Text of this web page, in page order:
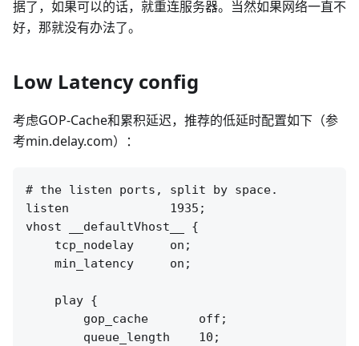
据了，如果可以的话，就重连服务器。当然如果网络一直不
好，那就没有办法了。
Low Latency config
考虑GOP-Cache和累积延迟，推荐的低延时配置如下（参
考min.delay.com）：
# the listen ports, split by space.
listen              1935;
vhost __defaultVhost__ {
    tcp_nodelay     on;
    min_latency     on;
    play {
        gop_cache       off;
        queue_length    10;